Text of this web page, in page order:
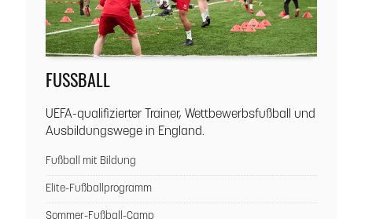
FUSSBALL
UEFA-qualifizierter Trainer, Wettbewerbsfußball und
Ausbildungswege in England.
Fußball mit Bildung
Elite-Fußballprogramm
Sommer-Fußball-Camp